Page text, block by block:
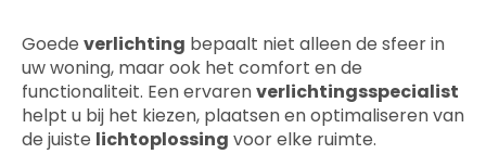
Goede verlichting bepaalt niet alleen de sfeer in
uw woning, maar ook het comfort en de
functionaliteit. Een ervarenverlichtingsspecialist
helpt u bij het kiezen, plaatsen en optimaliseren van
de juiste lichtoplossing voor elke ruimte.